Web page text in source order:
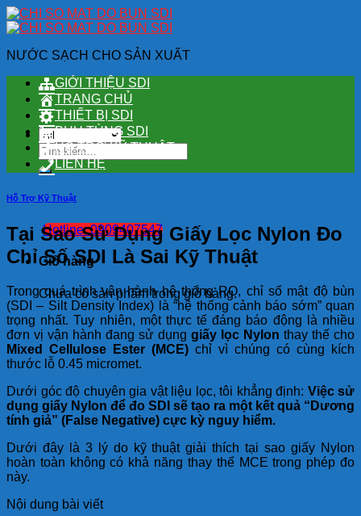
Skip
to
NƯỚC SẠCH CHO SẢN XUẤT
Tìm
kiếm:
Hotline: 0909407547
Giỏ hàng
Chưa có sản phẩm trong giỏ hàng.
GIỚI THIỆU SDI
TRANG CHỦ
THIẾT BỊ SDI
PHỤ TÙNG SDI
HỖ TRỢ KỸ THUẬT
LIÊN HỆ
Hỗ Trợ Kỹ Thuật
Tại Sao Sử Dụng Giấy Lọc Nylon Đo
Chỉ Số SDI Là Sai Kỹ Thuật
Trong quá trình vận hành hệ thống RO, chỉ số mật độ bùn
(SDI – Silt Density Index) là “hệ thống cảnh báo sớm” quan
trọng nhất. Tuy nhiên, một thực tế đáng báo động là nhiều
đơn vị vận hành đang sử dụng giấy lọc Nylon thay thế cho
Mixed Cellulose Ester (MCE) chỉ vì chúng có cùng kích
thước lỗ 0.45 micromet.
Dưới góc độ chuyên gia vật liệu lọc, tôi khẳng định: Việc sử
dụng giấy Nylon để đo SDI sẽ tạo ra một kết quả “Dương
tính giả” (False Negative) cực kỳ nguy hiểm.
Dưới đây là 3 lý do kỹ thuật giải thích tại sao giấy Nylon
hoàn toàn không có khả năng thay thế MCE trong phép đo
này.
Nội dung bài viết